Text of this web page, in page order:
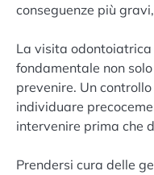
conseguenze più
La visita
fondamentale non
prevenire. Un
individuare
intervenire prima che
Prendersi cura delle